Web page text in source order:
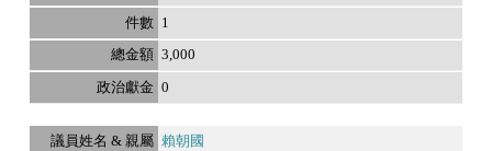
1
3,000
0
賴朝國